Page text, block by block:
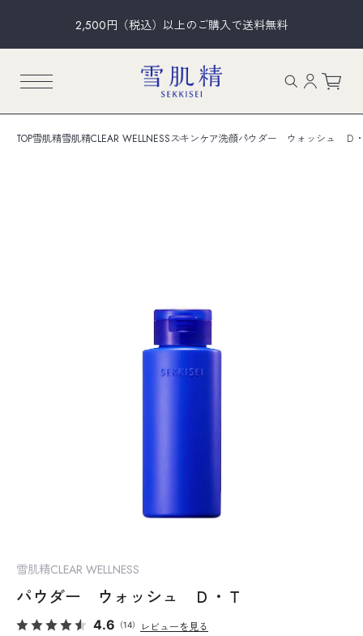
2,500円（税込）以上のご購入で送料無料
TOP雪肌精雪肌精CLEAR WELLNESSスキンケア洗顔パウダー ウォッシュ Ｄ
雪肌精CLEAR WELLNESS
パウダー ウォッシュ Ｄ・Ｔ
4.6 （14） レビューを見る